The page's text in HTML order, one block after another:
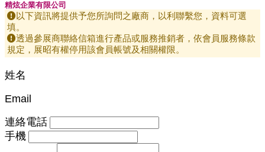
精炫企業有限公司
以下資訊將提供予您所詢問之廠商，以利聯繫您，資料可選
填。
透過參展商聯絡信箱進行產品或服務推銷者，依會員服務條款
規定，展昭有權停用該會員帳號及相關權限。
姓名
Email
連絡電話
手機